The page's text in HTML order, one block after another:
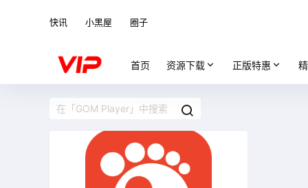
快讯 小黑屋 圈子
首页 资源下载 正版特惠